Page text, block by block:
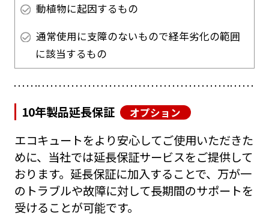
動植物に起因するもの
通常使用に支障のないもので経年劣化の範囲
に該当するもの
10年製品延長保証 オプション
エコキュートをより安心してご使用いただきた
めに、当社では延長保証サービスをご提供して
おります。延長保証に加入することで、万が一
のトラブルや故障に対して長期間のサポートを
受けることが可能です。